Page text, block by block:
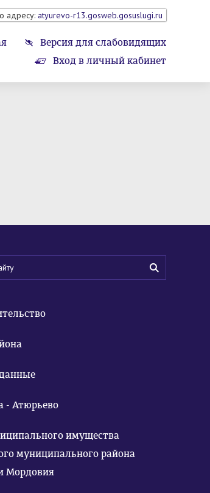
адресу: atyurevo-r13.gosweb.gosuslugi.ru
Версия для слабовидящих
Вход в личный кабинет
- Атюрьево
имущества
муниципального района
Мордовия